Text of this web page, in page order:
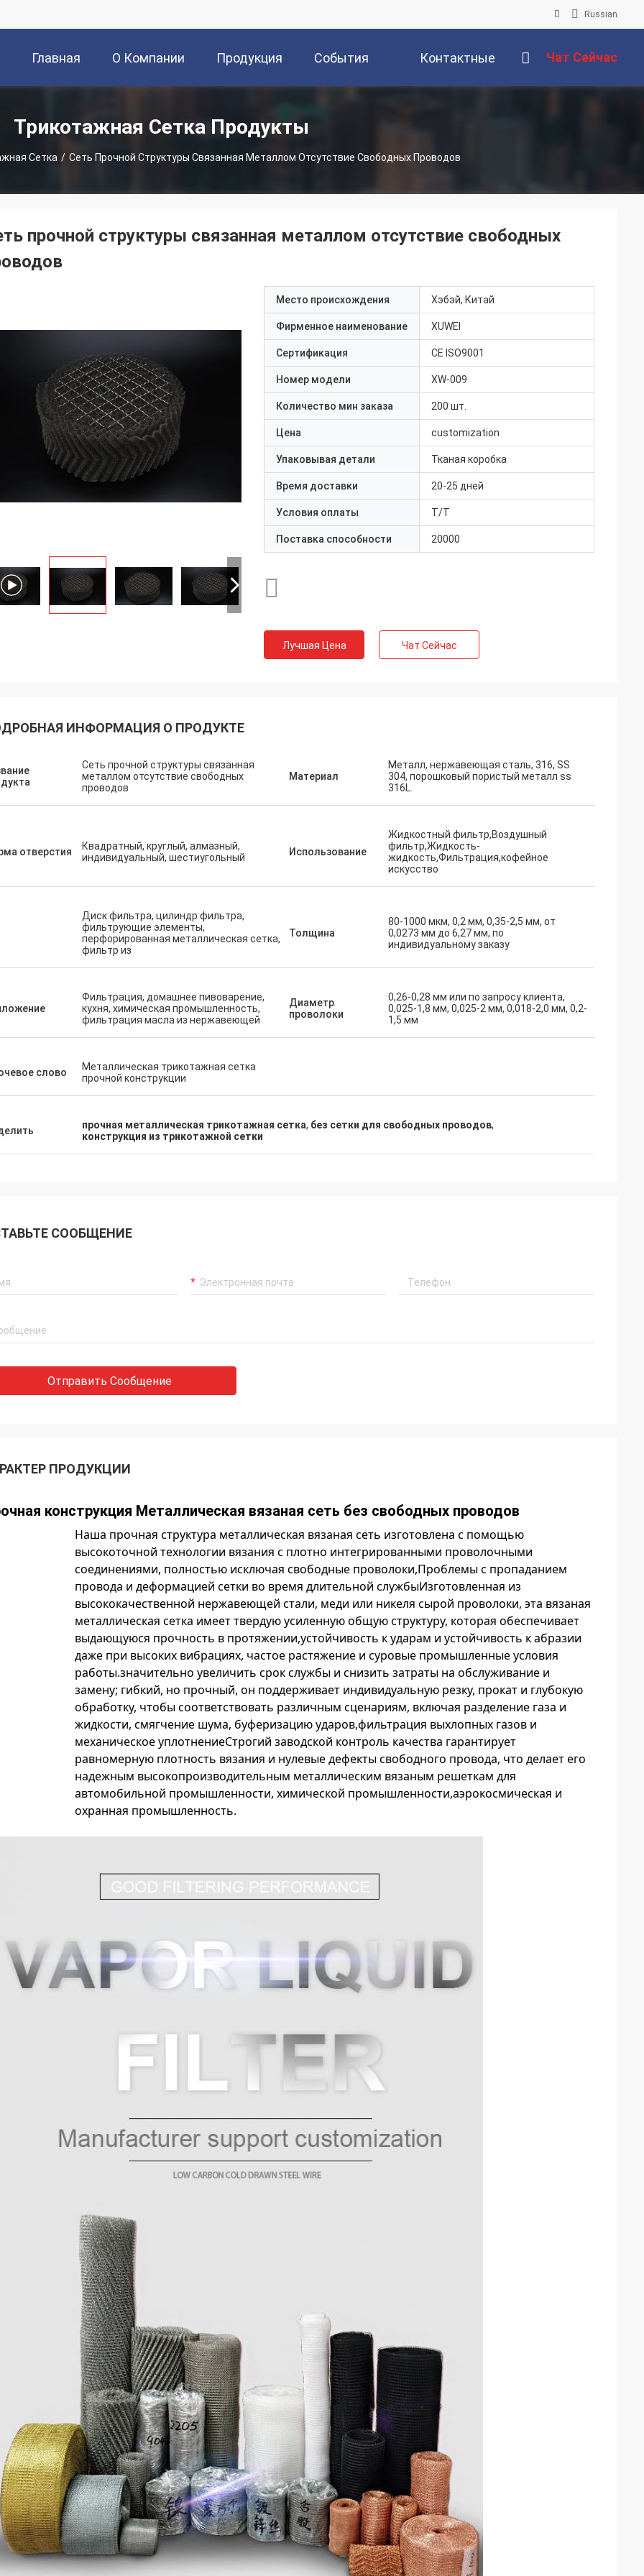
Russian
Главная
Страница
О Компании Продукция События Контактные Чат Сейчас
Трикотажная Сетка Продукты
Сетка / Сеть Прочной Структуры Связанная Металлом Отсутствие Свободных Проводов
прочной структуры связанная металлом отсутствие свободных
Место происхождения Хэбэй, Китай
Фирменное наименование XUWEI
Сертификация CE ISO9001
Номер модели XW-009
Количество мин заказа 200 шт.
Цена customization
Упаковывая детали Тканая коробка
Время доставки 20-25 дней
Условия оплаты Т/Т
Поставка способности 20000
Лучшая Цена Чат Сейчас
ИНФОРМАЦИЯ О ПРОДУКТЕ
Сеть прочной структуры связанная
металлом отсутствие свободных
проводов
Материал
Металл, нержавеющая сталь, 316, SS
304, порошковый пористый металл ss
316L.
отверстия
Квадратный, круглый, алмазный,
индивидуальный, шестиугольный
Использование
Жидкостный фильтр,Воздушный
фильтр,Жидкость-
жидкость,Фильтрация,кофейное
искусство
Диск фильтра, цилиндр фильтра,
фильтрующие элементы,
перфорированная металлическая сетка,
фильтр из
Толщина
80-1000 мкм, 0,2 мм, 0,35-2,5 мм, от
0,0273 мм до 6,27 мм, по
индивидуальному заказу
Фильтрация, домашнее пивоварение,
кухня, химическая промышленность,
фильтрация масла из нержавеющей
Диаметр
проволоки
0,26-0,28 мм или по запросу клиента,
0,025-1,8 мм, 0,025-2 мм, 0,018-2,0 мм, 0,2-
1,5 мм
слово
Металлическая трикотажная сетка
прочной конструкции
прочная металлическая трикотажная сетка, без сетки для свободных проводов,
конструкция из трикотажной сетки
СООБЩЕНИЕ
Отправить Сообщение
ПРОДУКЦИИ
конструкция Металлическая вязаная сеть без свободных проводов
Наша прочная структура металлическая вязаная сеть изготовлена с помощью
высокоточной технологии вязания с плотно интегрированными проволочными
соединениями, полностью исключая свободные проволоки,Проблемы с пропаданием
провода и деформацией сетки во время длительной службыИзготовленная из
высококачественной нержавеющей стали, меди или никеля сырой проволоки, эта вязаная
металлическая сетка имеет твердую усиленную общую структуру, которая обеспечивает
выдающуюся прочность в протяжении,устойчивость к ударам и устойчивость к абразии
даже при высоких вибрациях, частое растяжение и суровые промышленные условия
работы.значительно увеличить срок службы и снизить затраты на обслуживание и
замену; гибкий, но прочный, он поддерживает индивидуальную резку, прокат и глубокую
обработку, чтобы соответствовать различным сценариям, включая разделение газа и
жидкости, смягчение шума, буферизацию ударов,фильтрация выхлопных газов и
механическое уплотнениеСтрогий заводской контроль качества гарантирует
равномерную плотность вязания и нулевые дефекты свободного провода, что делает его
надежным высокопроизводительным металлическим вязаным решеткам для
автомобильной промышленности, химической промышленности,аэрокосмическая и
охранная промышленность.